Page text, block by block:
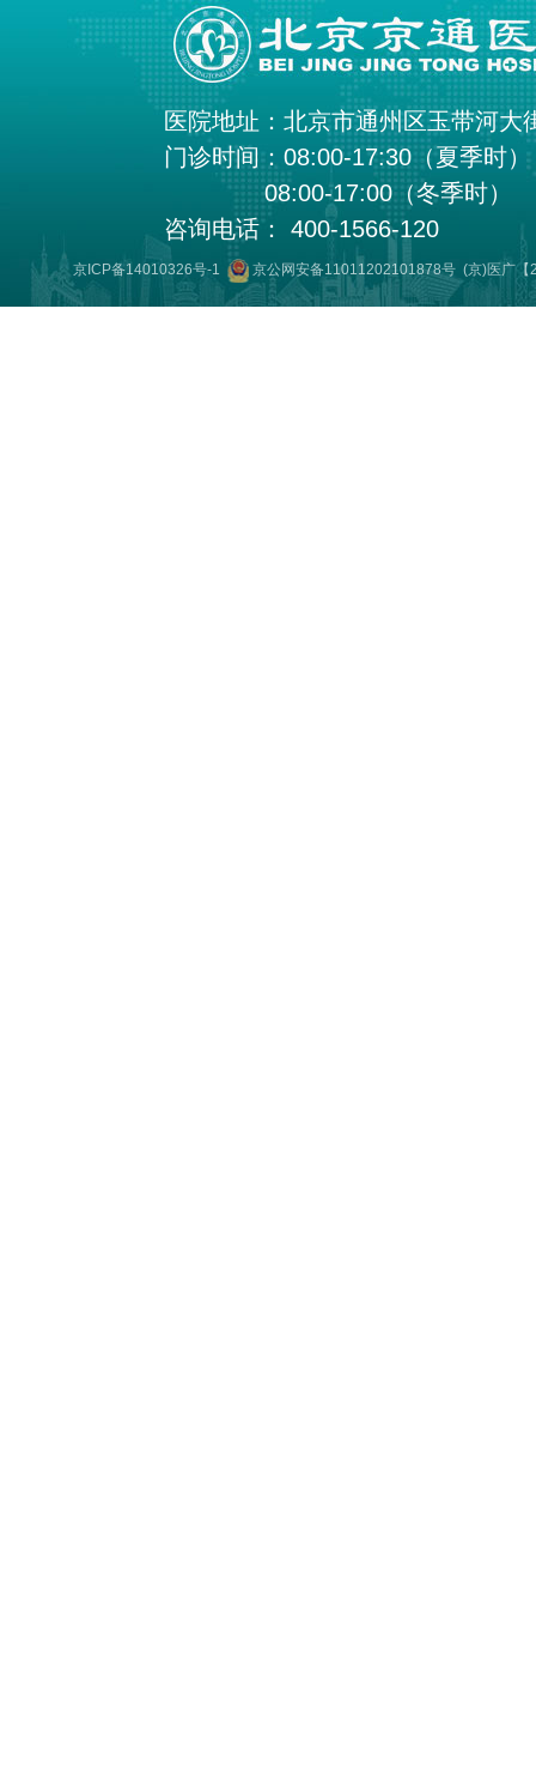
医院地址：北京市通州区玉带河大
门诊时间：08:00-17:30（夏季时）
08:00-17:00（冬季时）
咨询电话： 400-1566-120
京ICP备14010326号-1 京公网安备11011202101878号(京)医广【